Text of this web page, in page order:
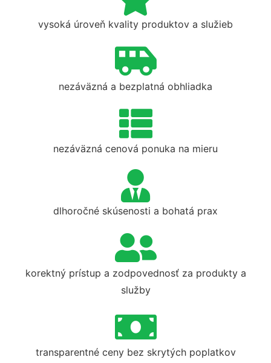
vysoká úroveň kvality produktov a služieb
nezáväzná a bezplatná obhliadka
nezáväzná cenová ponuka na mieru
dlhoročné skúsenosti a bohatá prax
korektný prístup a zodpovednosť za produkty a
služby
transparentné ceny bez skrytých poplatkov